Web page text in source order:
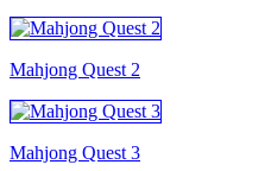
Mahjong Quest 2
Mahjong Quest 3